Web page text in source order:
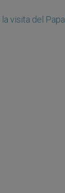
visita del Papa